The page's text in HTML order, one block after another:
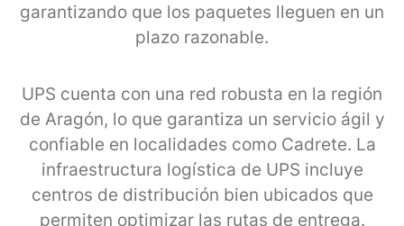
garantizando que los paquetes lleguen en un
plazo razonable.
UPS cuenta con una red robusta en la región
de Aragón, lo que garantiza un servicio ágil y
confiable en localidades como Cadrete. La
infraestructura logística de UPS incluye
centros de distribución bien ubicados que
permiten optimizar las rutas de entrega.